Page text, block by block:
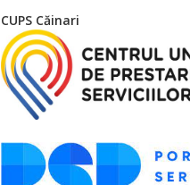
CUPS Căinari